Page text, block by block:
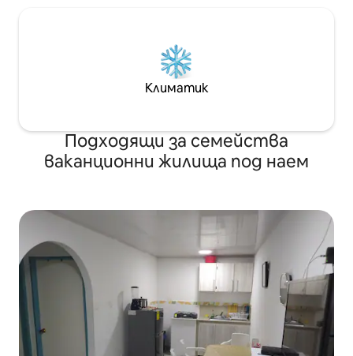
Климатик
Подходящи за семейства
ваканционни жилища под наем